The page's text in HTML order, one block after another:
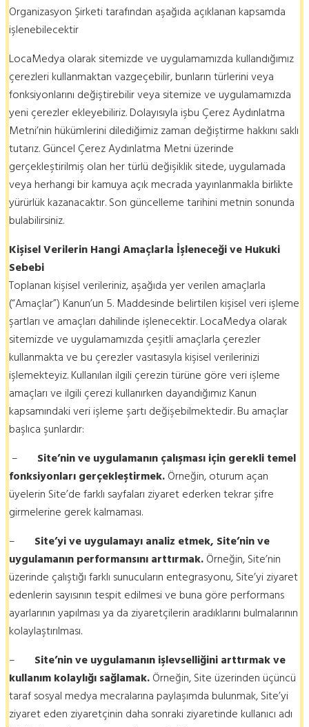
Organizasyon Şirketi tarafından aşağıda açıklanan kapsamda
işlenebilecektir
LocaMedya olarak sitemizde ve uygulamamızda kullandığımız
çerezleri kullanmaktan vazgeçebilir, bunların türlerini veya
fonksiyonlarını değiştirebilir veya sitemize ve uygulamamızda
yeni çerezler ekleyebiliriz. Dolayısıyla işbu Çerez Aydınlatma
Metni’nin hükümlerini dilediğimiz zaman değiştirme hakkını saklı
tutarız. Güncel Çerez Aydınlatma Metni üzerinde
gerçekleştirilmiş olan her türlü değişiklik sitede, uygulamada
veya herhangi bir kamuya açık mecrada yayınlanmakla birlikte
yürürlük kazanacaktır. Son güncelleme tarihini metnin sonunda
bulabilirsiniz.
Kişisel Verilerin Hangi Amaçlarla İşleneceği ve Hukuki
Sebebi
Toplanan kişisel verileriniz, aşağıda yer verilen amaçlarla
(“Amaçlar”) Kanun’un 5. Maddesinde belirtilen kişisel veri işleme
şartları ve amaçları dahilinde işlenecektir. LocaMedya olarak
sitemizde ve uygulamamızda çeşitli amaçlarla çerezler
kullanmakta ve bu çerezler vasıtasıyla kişisel verilerinizi
işlemekteyiz. Kullanılan ilgili çerezin türüne göre veri işleme
amaçları ve ilgili çerezi kullanırken dayandığımız Kanun
kapsamındaki veri işleme şartı değişebilmektedir. Bu amaçlar
başlıca şunlardır:
– Site’nin ve uygulamanın çalışması için gerekli temel
fonksiyonları gerçekleştirmek.Örneğin, oturum açan
üyelerin Site’de farklı sayfaları ziyaret ederken tekrar şifre
girmelerine gerek kalmaması.
– Site’yi ve uygulamayı analiz etmek, Site’nin ve
uygulamanın performansını arttırmak.Örneğin, Site’nin
üzerinde çalıştığı farklı sunucuların entegrasyonu, Site’yi ziyaret
edenlerin sayısının tespit edilmesi ve buna göre performans
ayarlarının yapılması ya da ziyaretçilerin aradıklarını bulmalarının
kolaylaştırılması.
– Site’nin ve uygulamanın işlevselliğini arttırmak ve
kullanım kolaylığı sağlamak.Örneğin, Site üzerinden üçüncü
taraf sosyal medya mecralarına paylaşımda bulunmak, Site’yi
ziyaret eden ziyaretçinin daha sonraki ziyaretinde kullanıcı adı